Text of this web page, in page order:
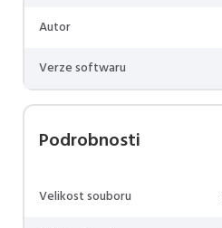
Autor
Verze softwaru
Podrobnosti
Velikost souboru